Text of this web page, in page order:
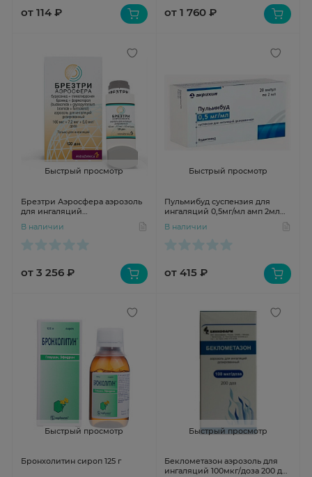
от 114 ₽ от 1 760 ₽
Быстрый просмотр
Брезтри Аэросфера аэрозоль
для ингаляций
10,7г 120доз
В наличии
от 3 256 ₽
Быстрый просмотр
Пульмибуд суспензия для
ингаляций 0,5мг/мл амп 2мл
В наличии
от 415 ₽
Быстрый просмотр
Бронхолитин сироп 125 г
Быстрый просмотр
Беклометазон аэрозоль для
ингаляций 100мкг/доза 200 доз